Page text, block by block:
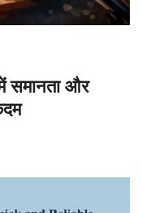
समानता और